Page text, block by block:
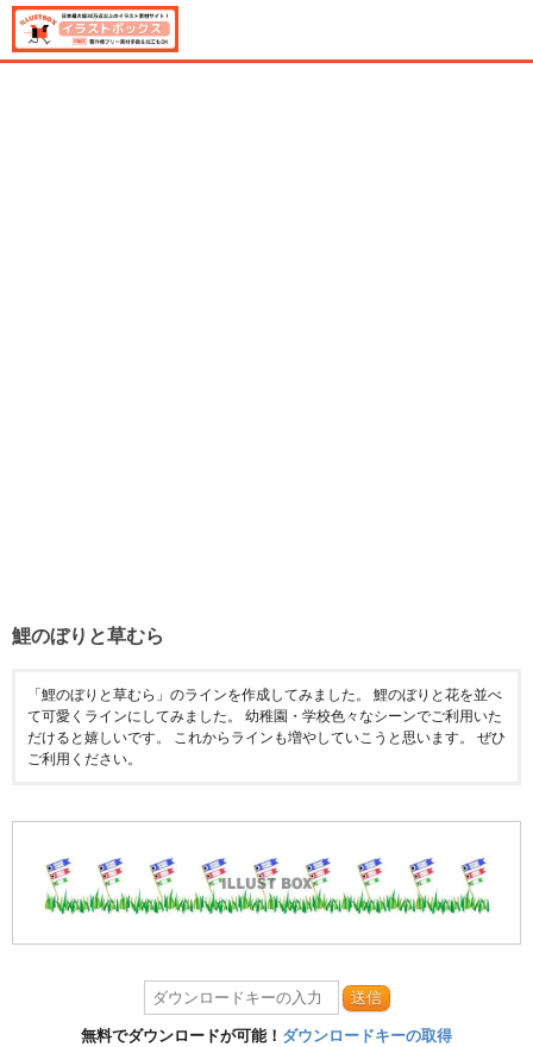
鯉のぼりと草むら
「鯉のぼりと草むら」のラインを作成してみました。 鯉のぼりと花を並べ
て可愛くラインにしてみました。 幼稚園・学校色々なシーンでご利用いた
だけると嬉しいです。 これからラインも増やしていこうと思います。 ぜひ
ご利用ください。
送信
無料でダウンロードが可能！ ダウンロードキーの取得